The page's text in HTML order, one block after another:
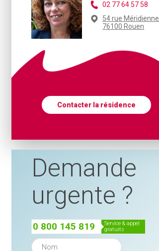
02 77 64 57 58
54 rue Méridienne
76100 Rouen
Contacter la résidence
Demande
urgente ?
0 800 145 819
service & appel
gratuits